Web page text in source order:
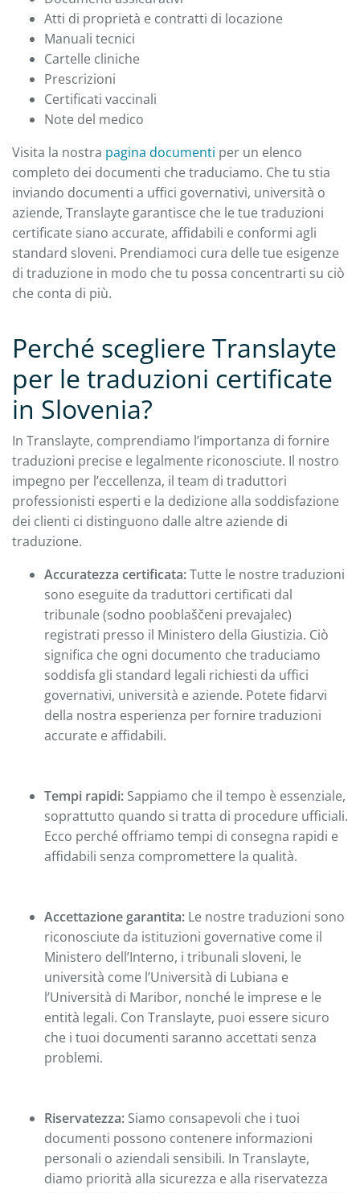
Atti di proprietà e contratti di locazione
Manuali tecnici
Cartelle cliniche
Prescrizioni
Certificati vaccinali
Note del medico
Visita la nostra pagina documenti per un elenco
completo dei documenti che traduciamo. Che tu stia
inviando documenti a uffici governativi, università o
aziende, Translayte garantisce che le tue traduzioni
certificate siano accurate, affidabili e conformi agli
standard sloveni. Prendiamoci cura delle tue esigenze
di traduzione in modo che tu possa concentrarti su ciò
che conta di più.
Perché scegliere Translayte
per le traduzioni certificate
in Slovenia?
In Translayte, comprendiamo l’importanza di fornire
traduzioni precise e legalmente riconosciute. Il nostro
impegno per l’eccellenza, il team di traduttori
professionisti esperti e la dedizione alla soddisfazione
dei clienti ci distinguono dalle altre aziende di
traduzione.
Accuratezza certificata:Tutte le nostre traduzioni
sono eseguite da traduttori certificati dal
tribunale (sodno pooblaščeni prevajalec)
registrati presso il Ministero della Giustizia. Ciò
significa che ogni documento che traduciamo
soddisfa gli standard legali richiesti da uffici
governativi, università e aziende. Potete fidarvi
della nostra esperienza per fornire traduzioni
accurate e affidabili.
Tempi rapidi: Sappiamo che il tempo è essenziale,
soprattutto quando si tratta di procedure ufficiali.
Ecco perché offriamo tempi di consegna rapidi e
affidabili senza compromettere la qualità.
Accettazione garantita: Le nostre traduzioni sono
riconosciute da istituzioni governative come il
Ministero dell’Interno, i tribunali sloveni, le
università come l’Università di Lubiana e
l’Università di Maribor, nonché le imprese e le
entità legali. Con Translayte, puoi essere sicuro
che i tuoi documenti saranno accettati senza
problemi.
Riservatezza: Siamo consapevoli che i tuoi
documenti possono contenere informazioni
personali o aziendali sensibili. In Translayte,
diamo priorità alla sicurezza e alla riservatezza